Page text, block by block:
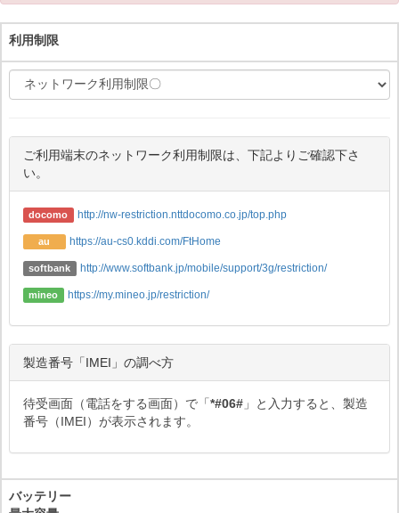
利用制限
ご利用端末のネットワーク利用制限は、下記よりご確認下さ
い。
docomo http://nw-restriction.nttdocomo.co.jp/top.php
au https://au-cs0.kddi.com/FtHome
softbank http://www.softbank.jp/mobile/support/3g/restriction/
mineo https://my.mineo.jp/restriction/
製造番号「IMEI」の調べ方
待受画面（電話をする画面）で「*#06# 」と入力すると、製造
番号（IMEI）が表示されます。
バッテリー